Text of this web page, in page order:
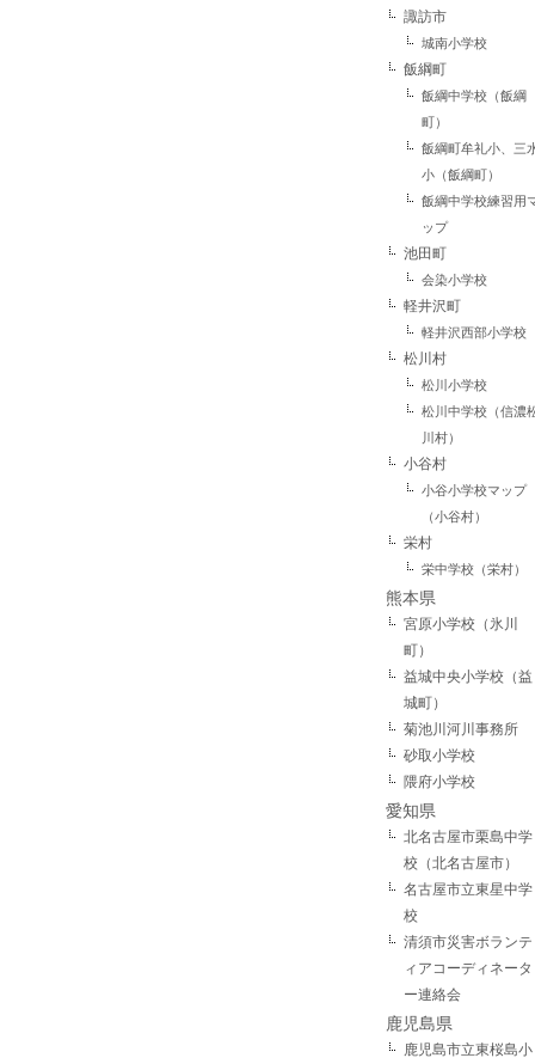
諏訪市
城南小学校
飯綱町
飯綱中学校（飯綱
町）
飯綱町牟礼小、三
小（飯綱町）
飯綱中学校練習用
ップ
池田町
会染小学校
軽井沢町
軽井沢西部小学校
松川村
松川小学校
松川中学校（信濃
川村）
小谷村
小谷小学校マップ
（小谷村）
栄村
栄中学校（栄村）
熊本県
宮原小学校（氷川
町）
益城中央小学校（益
城町）
菊池川河川事務所
砂取小学校
隈府小学校
愛知県
北名古屋市栗島中学
校（北名古屋市）
名古屋市立東星中学
校
清須市災害ボランテ
ィアコーディネータ
ー連絡会
鹿児島県
鹿児島市立東桜島小